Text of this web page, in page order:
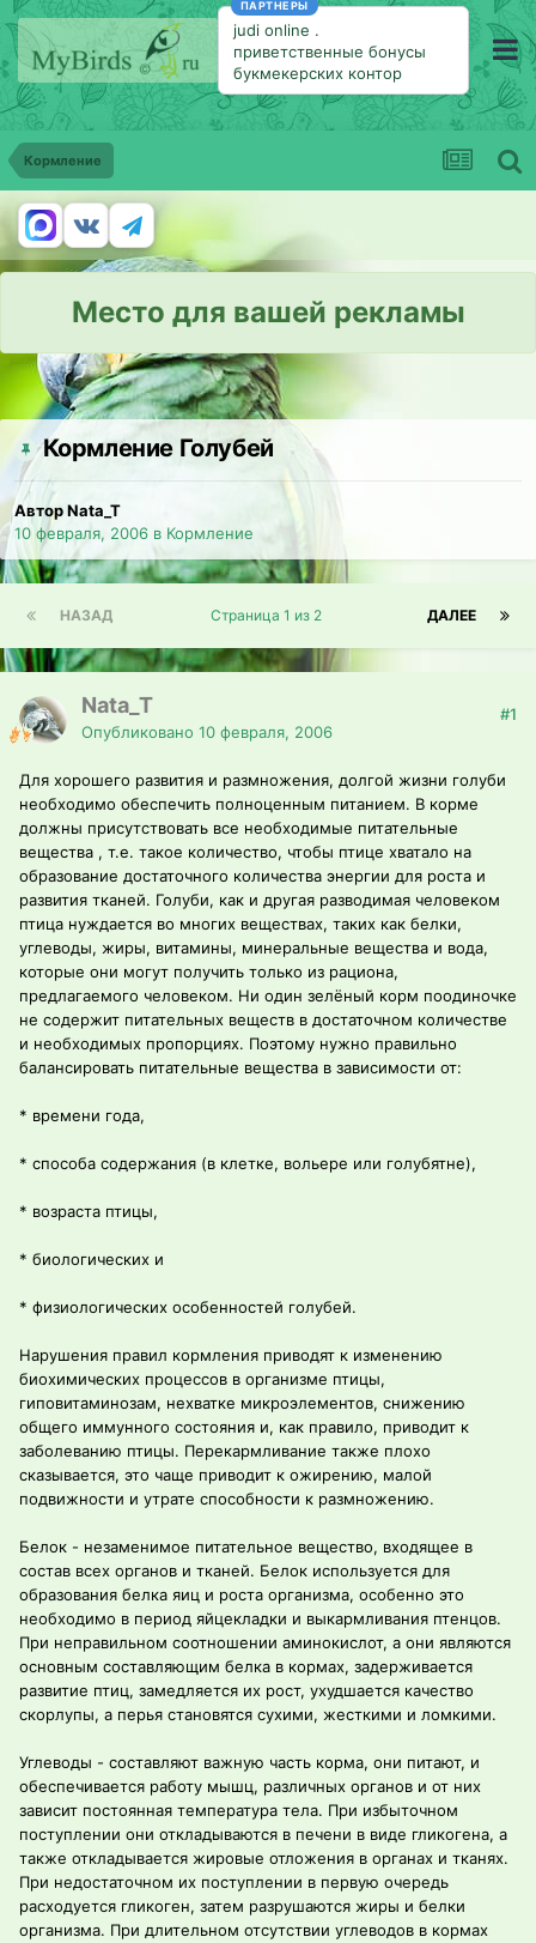
ПАРТНЕРЫ
judi online .
приветственные бонусы
букмекерских контор
Кормление
Место для вашей рекламы
Кормление Голубей
Автор Nata_T
10 февраля, 2006 в Кормление
НАЗАД ДАЛЕЕ
Страница 1 из 2
Nata_T
Опубликовано 10 февраля, 2006
#1
Для хорошего развития и размножения, долгой жизни голуби
необходимо обеспечить полноценным питанием. В корме
должны присутствовать все необходимые питательные
вещества , т.е. такое количество, чтобы птице хватало на
образование достаточного количества энергии для роста и
развития тканей. Голуби, как и другая разводимая человеком
птица нуждается во многих веществах, таких как белки,
углеводы, жиры, витамины, минеральные вещества и вода,
которые они могут получить только из рациона,
предлагаемого человеком. Ни один зелёный корм поодиночке
не содержит питательных веществ в достаточном количестве
и необходимых пропорциях. Поэтому нужно правильно
балансировать питательные вещества в зависимости от:
* времени года,
* способа содержания (в клетке, вольере или голубятне),
* возраста птицы,
* биологических и
* физиологических особенностей голубей.
Нарушения правил кормления приводят к изменению
биохимических процессов в организме птицы,
гиповитаминозам, нехватке микроэлементов, снижению
общего иммунного состояния и, как правило, приводит к
заболеванию птицы. Перекармливание также плохо
сказывается, это чаще приводит к ожирению, малой
подвижности и утрате способности к размножению.
Белок - незаменимое питательное вещество, входящее в
состав всех органов и тканей. Белок используется для
образования белка яиц и роста организма, особенно это
необходимо в период яйцекладки и выкармливания птенцов.
При неправильном соотношении аминокислот, а они являются
основным составляющим белка в кормах, задерживается
развитие птиц, замедляется их рост, ухудшается качество
скорлупы, а перья становятся сухими, жесткими и ломкими.
Углеводы - составляют важную часть корма, они питают, и
обеспечивается работу мышц, различных органов и от них
зависит постоянная температура тела. При избыточном
поступлении они откладываются в печени в виде гликогена, а
также откладывается жировые отложения в органах и тканях.
При недостаточном их поступлении в первую очередь
расходуется гликоген, затем разрушаются жиры и белки
организма. При длительном отсутствии углеводов в кормах